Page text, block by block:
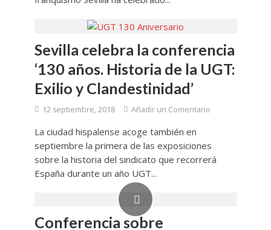
Sevilla celebra la conferencia
‘130 años. Historia de la UGT:
Exilio y Clandestinidad’
12 septiembre, 2018 Añadir un Comentario
La ciudad hispalense acoge también en
septiembre la primera de las exposiciones
sobre la historia del sindicato que recorrerá
España durante un año UGT...
Conferencia sobre